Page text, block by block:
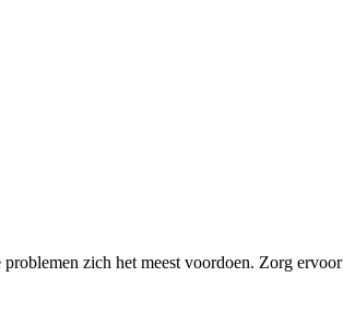
zich het meest voordoen. Zorg